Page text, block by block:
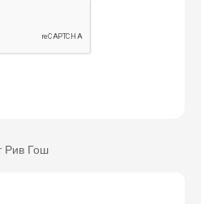
Рив Гош